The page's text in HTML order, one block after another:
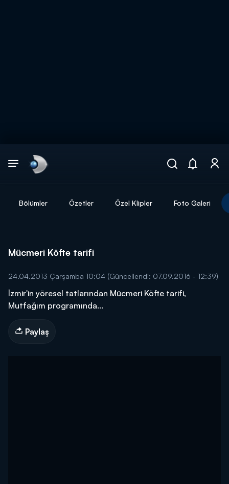
Bölümler Özetler Özel Klipler Foto Galeri
Mücmeri Köfte tarifi
24.04.2013 Çarşamba 10:04 (Güncellendi: 07.09.2016 - 12:39)
İzmir'in yöresel tatlarından Mücmeri Köfte tarifi,
Mutfağım programında...
Paylaş